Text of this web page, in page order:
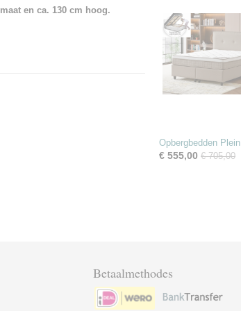
en ca. 130 cm hoog.
Opbergbedden Plein
€ 555,00 € 705,00
Betaalmethodes